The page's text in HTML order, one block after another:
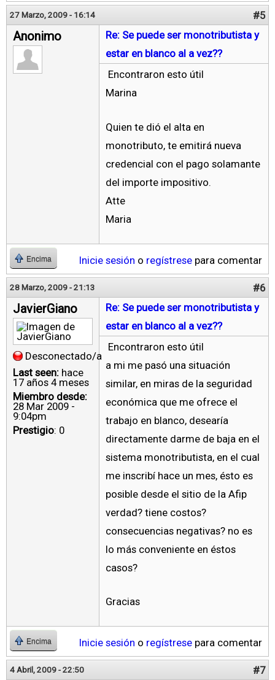
27 Marzo, 2009 - 16:14 #5
Anonimo
Re: Se puede ser monotributista y
estar en blanco al a vez??
Encontraron esto útil
Marina
Quien te dió el alta en
monotributo, te emitirá nueva
credencial con el pago solamante
del importe impositivo.
Atte
Maria
Encima Inicie sesión o regístrese para comentar
28 Marzo, 2009 - 21:13 #6
JavierGiano
Desconectado/a
Last seen: hace
17 años 4 meses
Miembro desde:
28 Mar 2009 -
9:04pm
Prestigio: 0
Re: Se puede ser monotributista y
estar en blanco al a vez??
Encontraron esto útil
a mi me pasó una situación
similar, en miras de la seguridad
económica que me ofrece el
trabajo en blanco, desearía
directamente darme de baja en el
sistema monotributista, en el cual
me inscribí hace un mes, ésto es
posible desde el sitio de la Afip
verdad? tiene costos?
consecuencias negativas? no es
lo más conveniente en éstos
casos?
Gracias
Encima Inicie sesión o regístrese para comentar
4 Abril, 2009 - 22:50 #7